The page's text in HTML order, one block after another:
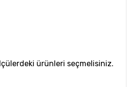
ürünleri seçmelisiniz.